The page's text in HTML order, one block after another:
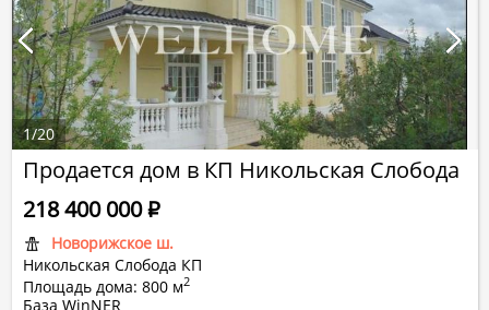
Продается дом в КП Никольская Слобода
Новорижское ш.
Никольская Слобода КП
Площадь дома: 800 м2
218 400 000Р
База WinNER
1/20